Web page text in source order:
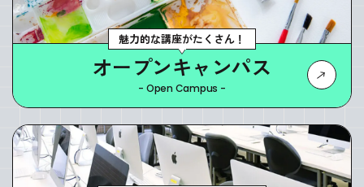
魅力的な講座がたくさん！
オープンキャンパス
- Open Campus -